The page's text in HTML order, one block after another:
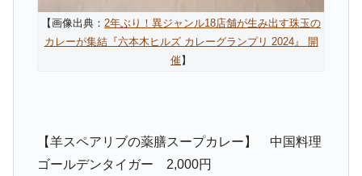
【画像出典： 2年ぶり！異ジャンル18店舗が生み出す珠玉の
カレーが集結『六本木ヒルズ カレーグランプリ 2024』 開
催】
【羊スペアリブの薬膳スープカレー】 中国料理
ゴールデンタイガー 2,000円